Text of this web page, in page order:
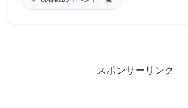
スポンサーリンク